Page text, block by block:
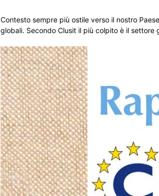
Contesto sempre più ostile verso il nostro
globali. Secondo Clusit il più colpito è il settore